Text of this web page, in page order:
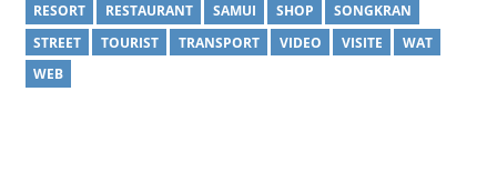
RESORT
RESTAURANT SAMUI SHOP
SONGKRAN
STREET
TOURIST TRANSPORT VIDEO VISITE
WAT
WEB